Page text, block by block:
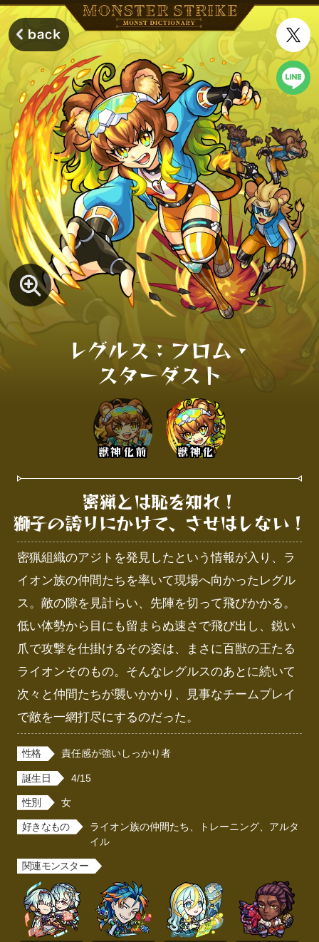
レグルス：フロム・
スターダスト
獣神化前 獣神化
密猟とは恥を知れ！
獅子の誇りにかけて、させはしない！
密猟組織のアジトを発見したという情報が入り、ラ
イオン族の仲間たちを率いて現場へ向かったレグル
ス。敵の隙を見計らい、先陣を切って飛びかかる。
低い体勢から目にも留まらぬ速さで飛び出し、鋭い
爪で攻撃を仕掛けるその姿は、まさに百獣の王たる
ライオンそのもの。そんなレグルスのあとに続いて
次々と仲間たちが襲いかかり、見事なチームプレイ
で敵を一網打尽にするのだった。
性格 責任感が強いしっかり者
誕生日 4/15
性別 女
好きなもの
ライオン族の仲間たち、トレーニング、アルタ
イル
関連モンスター